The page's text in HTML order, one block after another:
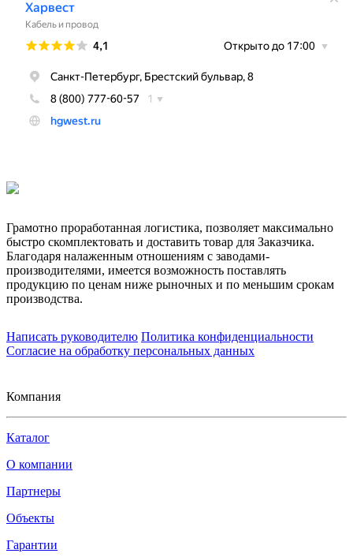
Грамотно проработанная логистика, позволяет максимально
быстро скомплектовать и доставить товар для Заказчика.
Благодаря налаженным отношениям с заводами-
производителями, имеется возможность поставлять
продукцию по ценам ниже рыночных и по меньшим срокам
производства.
Написать руководителю Политика конфиденциальности
Согласие на обработку персональных данных
Компания
Каталог
О компании
Партнеры
Объекты
Гарантии